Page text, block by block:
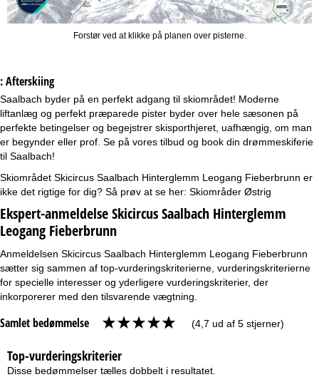
Forstør ved at klikke på planen over pisterne.
: Afterskiing
Saalbach byder på en perfekt adgang til skiområdet! Moderne
liftanlæg og perfekt præparede pister byder over hele sæsonen på
perfekte betingelser og begejstrer skisporthjeret, uafhængig, om man
er begynder eller prof. Se på vores tilbud og book din drømmeskiferie
til Saalbach!
Skiområdet Skicircus Saalbach Hinterglemm Leogang Fieberbrunn er
ikke det rigtige for dig? Så prøv at se her: Skiområder Østrig
Ekspert-anmeldelse Skicircus Saalbach Hinterglemm
Leogang Fieberbrunn
Anmeldelsen Skicircus Saalbach Hinterglemm Leogang Fieberbrunn
sætter sig sammen af top-vurderingskriterierne, vurderingskriterierne
for specielle interesser og yderligere vurderingskriterier, der
inkorporerer med den tilsvarende vægtning.
Samlet bedømmelse (4,7 ud af 5 stjerner)
Top-vurderingskriterier
Disse bedømmelser tælles dobbelt i resultatet.